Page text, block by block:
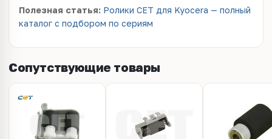
Полезная статья: Ролики CET для Kyocera — полный
каталог с подбором по сериям
Сопутствующие товары